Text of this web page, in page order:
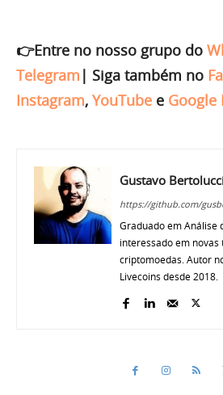
👉Entre no nosso grupo do
Telegram | Siga também no
Instagram, YouTube e Google
Gustavo
https://github.com/
Graduado em Análise
interessado em
criptomoedas. Autor
Livecoins desde 2018.